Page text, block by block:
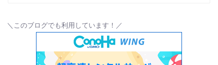
＼このブログでも利用しています！／